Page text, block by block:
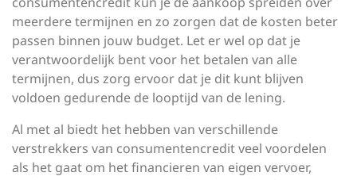
meerdere termijnen en zo zorgen dat de kosten beter
passen binnen jouw budget. Let er wel op dat je
verantwoordelijk bent voor het betalen van alle
termijnen, dus zorg ervoor dat je dit kunt blijven
voldoen gedurende de looptijd van de lening.
Al met al biedt het hebben van verschillende
verstrekkers van consumentencredit veel voordelen
als het gaat om het financieren van eigen vervoer,